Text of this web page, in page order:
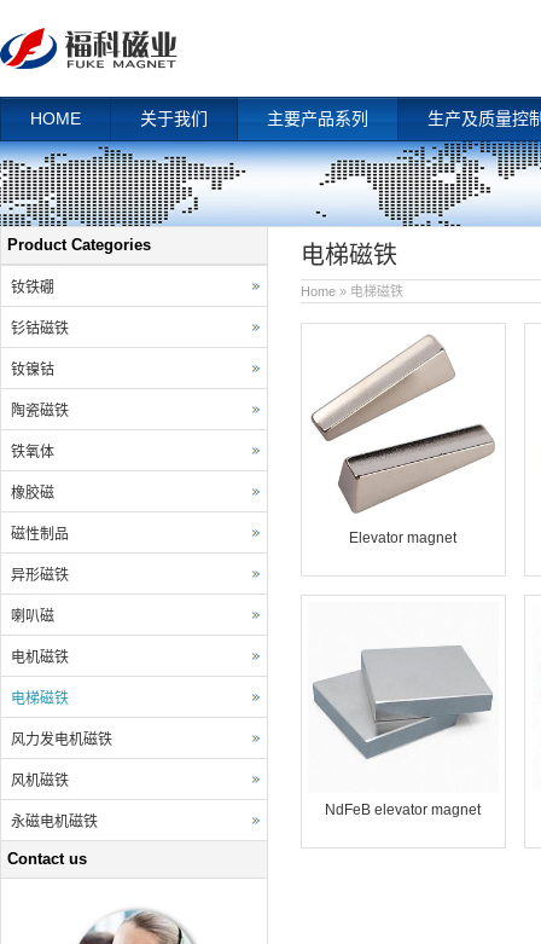
HOME 关于我们 主要产品系列 生产及质量控
电梯磁铁
Home » 电梯磁铁
Elevator magnet
NdFeB elevator magnet
Product Categories
钕铁硼
钐钴磁铁
钕镍钴
陶瓷磁铁
铁氧体
橡胶磁
磁性制品
异形磁铁
喇叭磁
电机磁铁
电梯磁铁
风力发电机磁铁
风机磁铁
永磁电机磁铁
Contact us